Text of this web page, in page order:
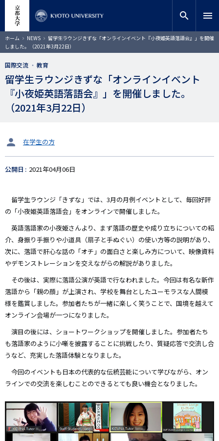
コ
ン
テ
ン
ツ
に
サイト内検索
検索
search menu
ホーム NEWS
留学生ラウンジきずな「オンラインイベント『小夜姫英語落語会』」を開催
しました。（2021年3月22日）
国際交流 教育
留学生ラウンジきずな「オンラインイベント
『小夜姫英語落語会』」を開催しました。
（2021年3月22日）
タ
ッ
在学生の方
公開日 2021年04月06日
留学生ラウンジ「きずな」では、3月の月例イベントとして、毎回好評
の「小夜姫英語落語会」をオンラインで開催しました。
英語落語家の小夜姫さんより、まず落語の歴史や成り立ちについての紹
介、身振り手振りや小道具（扇子と手ぬぐい）の使い方等の説明があり、
次に、落語で肝心な話の「オチ」の面白さと楽しみ方について、映像資料
やデモンストレーションを交えながらの解説がありました。
その後は、実際に落語公演が英語で行なわれました。今回は有名な新作
落語から「親の顔」が上演され、学校を舞台としたユーモラスな人間模
様を鑑賞しました。参加者たちが一緒に楽しく笑うことで、国境を越えて
オンライン会場が一つになりました。
演目の後には、ショートワークショップを開催しました。参加者たち
も落語家のように小噺を披露することに挑戦したり、質疑応答で交流し合
うなど、充実した落語体験となりました。
今回のイベントも日本の代表的な伝統芸能について学びながら、オン
ラインでの交流を楽しむことのできるとても良い機会となりました。